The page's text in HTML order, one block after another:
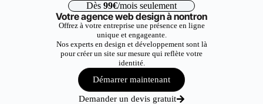
Dès 99€/mois seulement
Votre agence web design à nontron
Offrez à votre entreprise une présence en ligne
unique et engageante.
Nos experts en design et développement sont là
pour créer un site sur mesure qui reflète votre
identité.
Démarrer maintenant
Demander un devis gratuit